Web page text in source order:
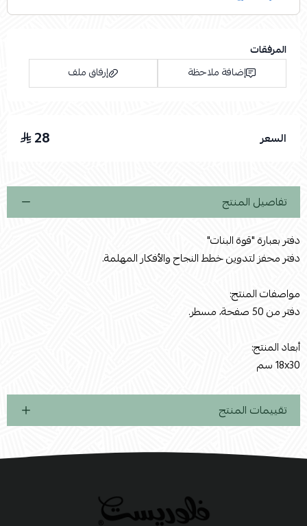
المرفقات
إضافة ملاحظة
إرفاق ملف
السعر 28
تفاصيل المنتج
دفتر بعبارة "قوة البنات"
دفتر محفز لتدوين خطط النجاح والأفكار المهلمة.
مواصفات المنتج:
دفتر من 50 صفحة، مسطر.
أبعاد المنتج:
18x30 سم
تقييمات المنتج